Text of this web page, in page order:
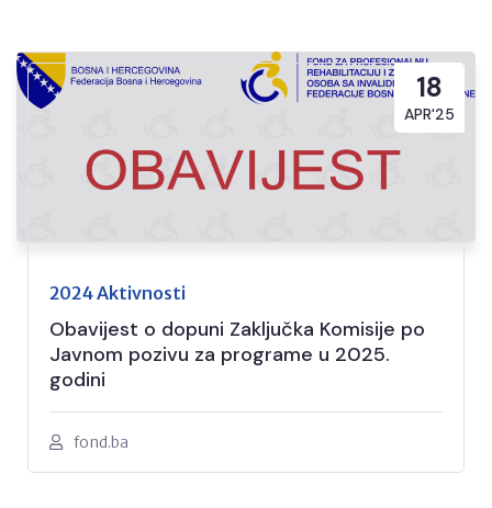
18
APR'25
2024 Aktivnosti
Obavijest o dopuni Zaključka Komisije po
Javnom pozivu za programe u 2025.
godini
fond.ba